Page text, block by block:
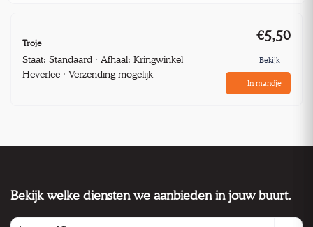
Troje
Staat: Standaard · Afhaal: Kringwinkel
Heverlee · Verzending mogelijk
€5,50
Bekijk
In mandje
Bekijk welke diensten we aanbieden in jouw buurt.